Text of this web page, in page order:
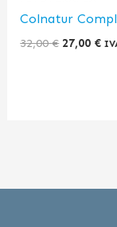
Colnatur
32,00€ 27,00 €